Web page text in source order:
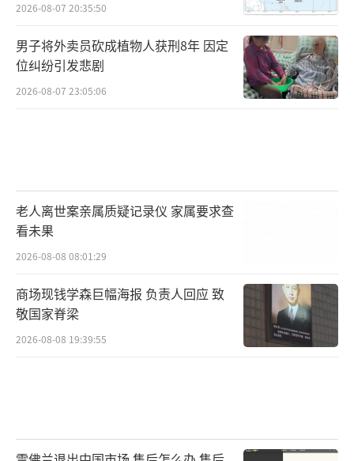
2026-08-07 20:35:50
男子将外卖员砍成植物人获刑8年 因定
位纠纷引发悲剧
2026-08-07 23:05:06
老人离世案亲属质疑记录仪 家属要求查
看未果
2026-08-08 08:01:29
商场现钱学森巨幅海报 负责人回应 致
敬国家脊梁
2026-08-08 19:39:55